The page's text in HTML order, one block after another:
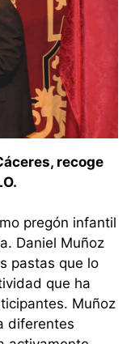
recoge
pregón infantil
Daniel Muñoz
pastas que lo
que ha
Muñoz
diferentes